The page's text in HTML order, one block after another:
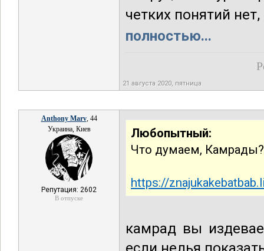
четких понятий
полностью...
21 августа 2020, пятница
Anthony Marv, 44
Украина, Киев
Репутация: 2602
В отпуске
Любопытный:
Что думаем, Камрады?
https://
камрад вы